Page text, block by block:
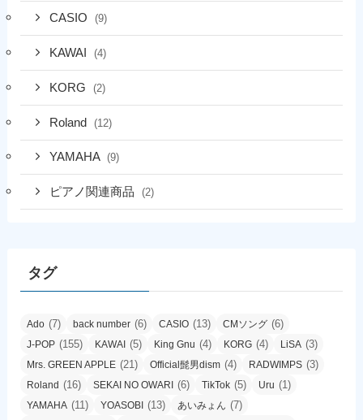
CASIO (9)
KAWAI (4)
KORG (2)
Roland (12)
YAMAHA (9)
ピアノ関連商品 (2)
タグ
Ado (7) back number (6) CASIO (13) CMソング (6)
J-POP (155) KAWAI (5) King Gnu (4) KORG (4) LiSA (3)
Mrs. GREEN APPLE (21) Official髭男dism (4) RADWIMPS (3)
Roland (16) SEKAI NO OWARI (6) TikTok (5) Uru (1)
YAMAHA (11) YOASOBI (13) あいみょん (7)